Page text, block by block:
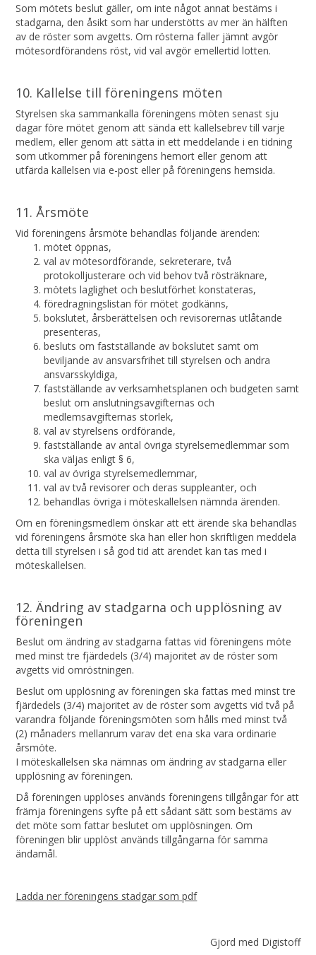
Som mötets beslut gäller, om inte något annat bestäms i
stadgarna, den åsikt som har understötts av mer än hälften
av de röster som avgetts. Om rösterna faller jämnt avgör
mötesordförandens röst, vid val avgör emellertid lotten.
10. Kallelse till föreningens möten
Styrelsen ska sammankalla föreningens möten senast sju
dagar före mötet genom att sända ett kallelsebrev till varje
medlem, eller genom att sätta in ett meddelande i en tidning
som utkommer på föreningens hemort eller genom att
utfärda kallelsen via e-post eller på föreningens hemsida.
11. Årsmöte
Vid föreningens årsmöte behandlas följande ärenden:
mötet öppnas,
val av mötesordförande, sekreterare, två
protokolljusterare och vid behov två rösträknare,
mötets laglighet och beslutförhet konstateras,
föredragningslistan för mötet godkänns,
bokslutet, årsberättelsen och revisorernas utlåtande
presenteras,
besluts om fastställande av bokslutet samt om
beviljande av ansvarsfrihet till styrelsen och andra
ansvarsskyldiga,
fastställande av verksamhetsplanen och budgeten samt
beslut om anslutningsavgifternas och
medlemsavgifternas storlek,
val av styrelsens ordförande,
fastställande av antal övriga styrelsemedlemmar som
ska väljas enligt § 6,
val av övriga styrelsemedlemmar,
val av två revisorer och deras suppleanter, och
behandlas övriga i möteskallelsen nämnda ärenden.
Om en föreningsmedlem önskar att ett ärende ska behandlas
vid föreningens årsmöte ska han eller hon skriftligen meddela
detta till styrelsen i så god tid att ärendet kan tas med i
möteskallelsen.
12. Ändring av stadgarna och upplösning av
föreningen
Beslut om ändring av stadgarna fattas vid föreningens möte
med minst tre fjärdedels (3/4) majoritet av de röster som
avgetts vid omröstningen.
Beslut om upplösning av föreningen ska fattas med minst tre
fjärdedels (3/4) majoritet av de röster som avgetts vid två på
varandra följande föreningsmöten som hålls med minst två
(2) månaders mellanrum varav det ena ska vara ordinarie
årsmöte.
I möteskallelsen ska nämnas om ändring av stadgarna eller
upplösning av föreningen.
Då föreningen upplöses används föreningens tillgångar för att
främja föreningens syfte på ett sådant sätt som bestäms av
det möte som fattar beslutet om upplösningen. Om
föreningen blir upplöst används tillgångarna för samma
ändamål.
Ladda ner föreningens stadgar som pdf
Gjord med Digistoff